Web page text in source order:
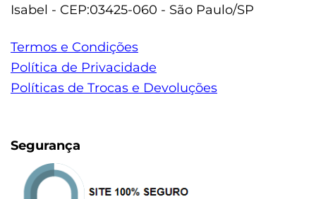
Isabel - CEP:03425-060 - São Paulo/SP
Termos e Condições
Política de Privacidade
Políticas de Trocas e Devoluções
Segurança